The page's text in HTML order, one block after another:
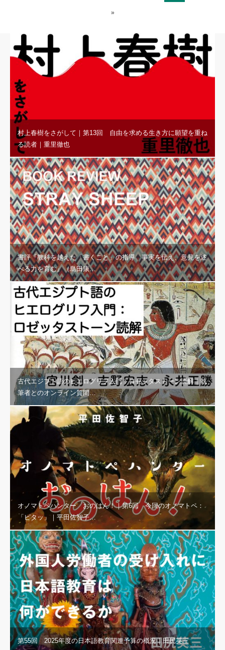
»
村上春樹をさがして｜第13回 自由を求める生き方に願望を重ね
る読者｜重里徹也
書評『教科を越えた「書くこと」の指導 事実を伝え、意見を述
べる力を育む』（島田康…
古代エジプト語のヒエログリフ入門：ロゼッタストーン読解｜執
筆者とのオンライン質問…
オノマトペハンター おのはん！｜第6回 今回のオノマトペ：
「ピタッ」｜平田佐智子…
第55回 2025年度の日本語教育関連予算の概況｜田尻英三